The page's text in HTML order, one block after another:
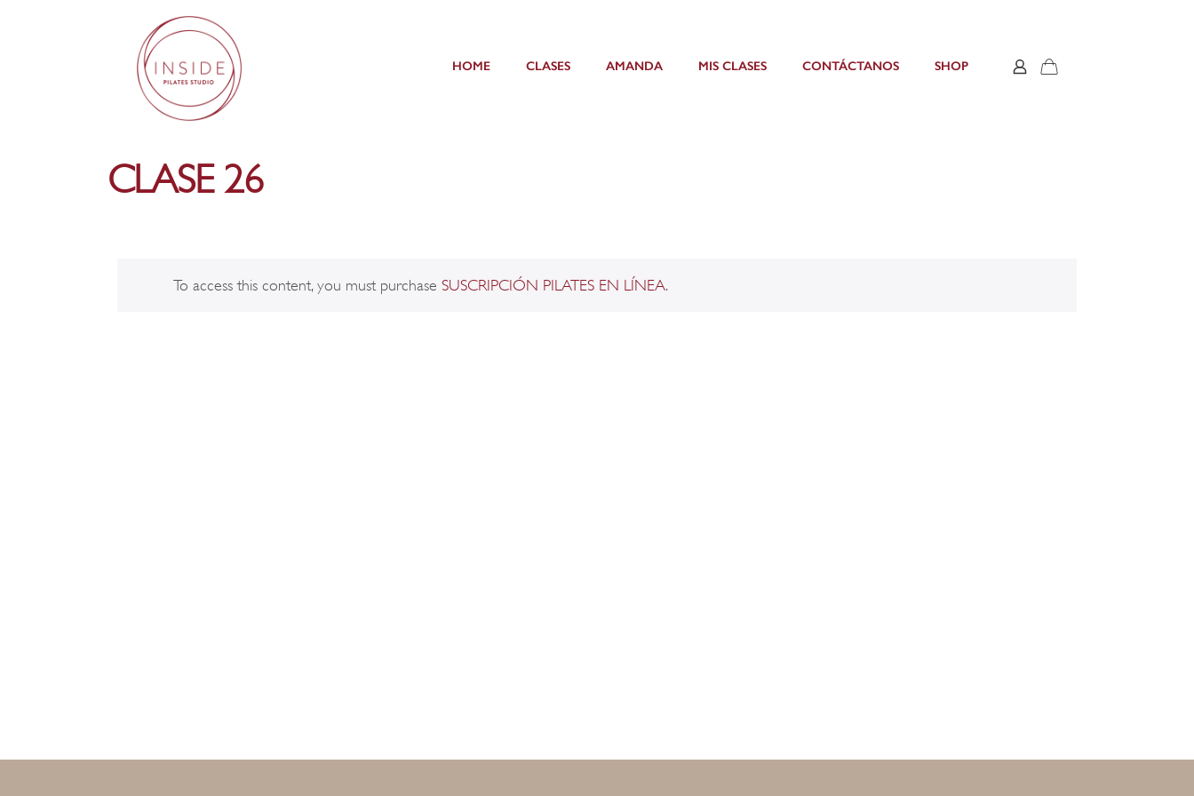
HOME CLASES AMANDA MIS CLASES CONTÁCTANOS SHOP
CLASE 26
To access this content, you must purchaseSUSCRIPCIÓN PILATES EN LÍNEA.